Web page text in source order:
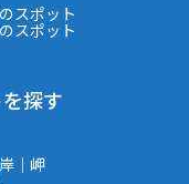
スポット
スポット
探す
｜岬